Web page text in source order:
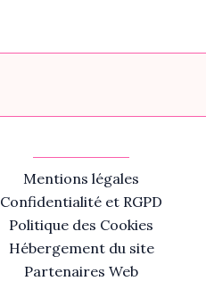
Mentions légales
Confidentialité et RGPD
Politique des Cookies
Hébergement du site
Partenaires Web